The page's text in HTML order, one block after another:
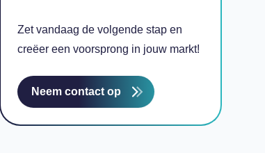
Zet vandaag de volgende stap en
creëer een voorsprong in jouw markt!
Neem contact op